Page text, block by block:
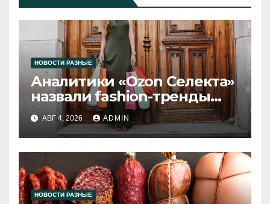
НОВОСТИ РАЗНЫЕ
Аналитики «Ozon Селекта»
назвали fashion-тренды
2026 года
АВГ 4, 2026 ADMIN
НОВОСТИ РАЗНЫЕ